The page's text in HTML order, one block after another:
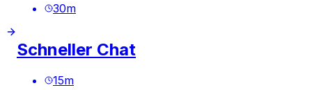
30m
Schneller Chat
15m